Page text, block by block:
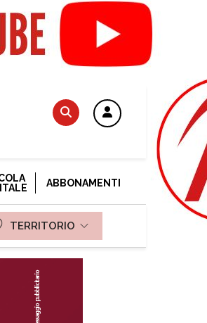
ABBONAMENTI
TERRITORIO